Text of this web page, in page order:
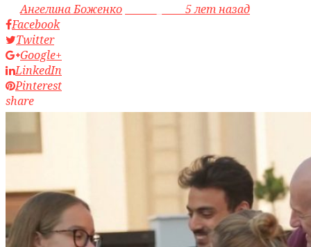
byАнгелина Боженко
5 лет назад
Facebook
Twitter
Google+
LinkedIn
Pinterest
share